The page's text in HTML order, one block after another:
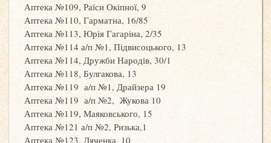
Аптека №109, Раїси Окіпної, 9
Аптека №110, Гарматна, 16/85
Аптека №113, Юрія Гагаріна, 2/35
Аптека №114 а/п №1, Підвисоцького, 13
Аптека №114, Дружби Народів, 30/1
Аптека №118, Булгакова, 13
Аптека №119 а/п №1, Драйзера 19
Аптека №119 а/п №2, Жукова 10
Аптека №119, Маяковського, 15
Аптека №121 а/п №2, Ризька,1
Аптека №123, Дяченка, 10